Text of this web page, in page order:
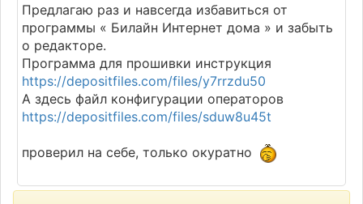
Предлагаю раз и навсегда избавиться от
программы « Билайн Интернет дома » и забыть
о редакторе.
Программа для прошивки инструкция
https://depositfiles.com/files/y7rrzdu50
А здесь файл конфигурации операторов
https://depositfiles.com/files/sduw8u45t
проверил на себе, только окуратно